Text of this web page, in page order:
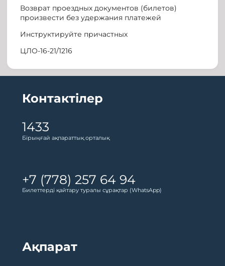
Возврат проездных документов (билетов)
произвести без удержания платежей
Инструктируйте причастных
ЦЛО-16-21/1216
Контактілер
1433
Бірыңғай ақпараттық орталық
+7 (778) 257 64 94
Билеттерді қайтару туралы сұрақтар (WhatsApp)
Ақпарат